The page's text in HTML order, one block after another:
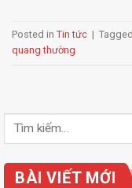
Posted in Tin tức | Tagged
quang thường
BÀI VIẾT MỚI